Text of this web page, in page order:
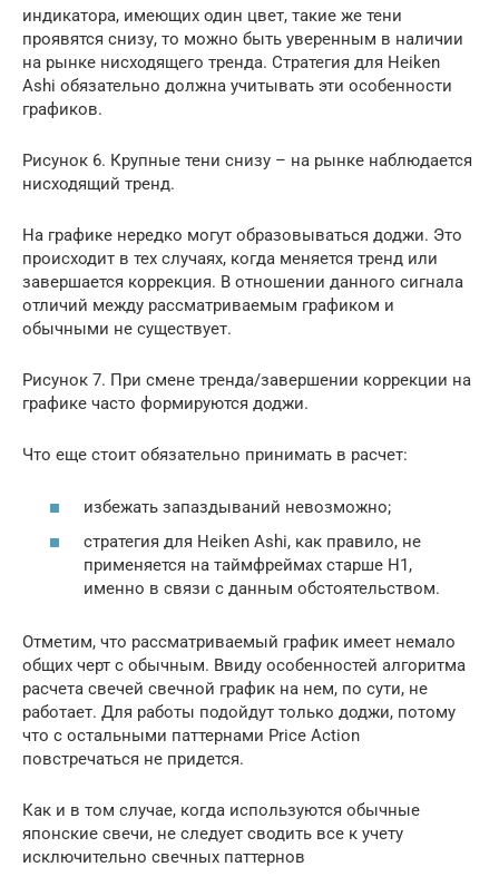
индикатора, имеющих один цвет, такие же тени
проявятся снизу, то можно быть уверенным в наличии
на рынке нисходящего тренда. Стратегия для Heiken
Ashi обязательно должна учитывать эти особенности
графиков.
Рисунок 6. Крупные тени снизу – на рынке наблюдается
нисходящий тренд.
На графике нередко могут образовываться доджи. Это
происходит в тех случаях, когда меняется тренд или
завершается коррекция. В отношении данного сигнала
отличий между рассматриваемым графиком и
обычными не существует.
Рисунок 7. При смене тренда/завершении коррекции на
графике часто формируются доджи.
Что еще стоит обязательно принимать в расчет:
избежать запаздываний невозможно;
стратегия для Heiken Ashi, как правило, не
применяется на таймфреймах старше Н1,
именно в связи с данным обстоятельством.
Отметим, что рассматриваемый график имеет немало
общих черт с обычным. Ввиду особенностей алгоритма
расчета свечей свечной график на нем, по сути, не
работает. Для работы подойдут только доджи, потому
что с остальными паттернами Price Action
повстречаться не придется.
Как и в том случае, когда используются обычные
японские свечи, не следует сводить все к учету
исключительно свечных паттернов